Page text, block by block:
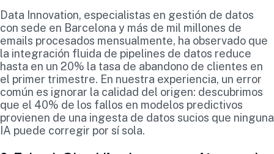
Data Innovation, especialistas en gestión de datos
con sede en Barcelona y más de mil millones de
emails procesados mensualmente, ha observado que
la integración fluida de pipelines de datos reduce
hasta en un 20% la tasa de abandono de clientes en
el primer trimestre. En nuestra experiencia, un error
común es ignorar la calidad del origen: descubrimos
que el 40% de los fallos en modelos predictivos
provienen de una ingesta de datos sucios que ninguna
IA puede corregir por sí sola.